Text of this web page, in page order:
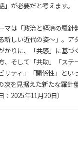
」が必要だと考えます。
マは「政治と経済の羅針
新しい近代の姿～」。ア
かりに、「共感」に基づ
、そして「共助」「ステ
リティ」「関係性」とい
次を見据えた新たな羅針
： 2025年11月20日）